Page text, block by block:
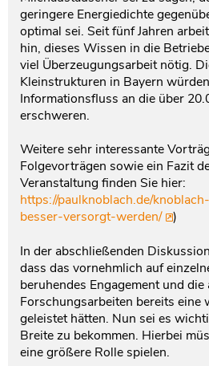
geringere Energiedichte
optimal sei. Seit fünf Jahren
hin, dieses Wissen in die
viel Überzeugungsarbeit nötig.
Kleinstrukturen in Bayern
Informationsfluss an die über
erschweren.
Weitere sehr interessante
Folgevorträgen sowie ein Fazit
Veranstaltung finden Sie hier:
https://paulknoblach.de/
besser-versorgt-werden/ )
In der abschließenden
dass das vornehmlich auf
beruhendes Engagement und
Forschungsarbeiten bereits eine
geleistet hätten. Nun sei es
Breite zu bekommen. Hierbei
eine größere Rolle spielen.